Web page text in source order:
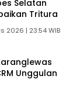
Selatan
Tritura
2026 | 23:54 WIB
Unggulan